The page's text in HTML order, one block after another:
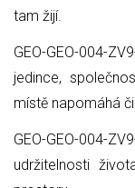
tam žijí.
GEO-GEO-004-
jedince,
místě napomáhá
GEO-GEO-
udržitelnosti